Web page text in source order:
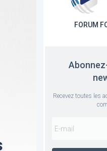
FORUM
Recevez toutes les